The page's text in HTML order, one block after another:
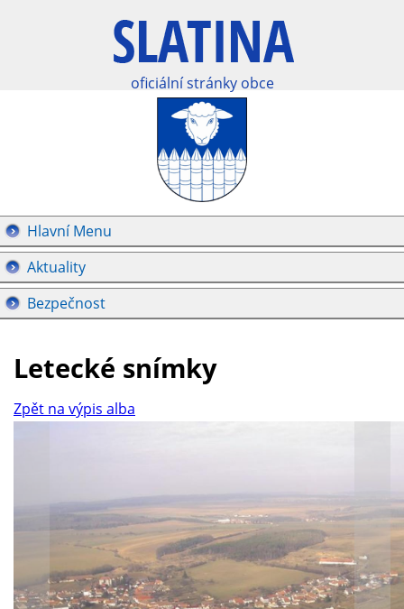
oficiální stránky obce
Hlavní Menu
Aktuality
Bezpečnost
Letecké snímky
Zpět na výpis alba